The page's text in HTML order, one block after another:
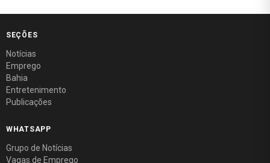
SEÇÕES
Notícias
Emprego
Bahia
Entretenimento
Publicações
WHATSAPP
Grupo de Notícias
Vagas de Emprego